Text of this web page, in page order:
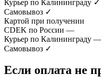
Курьер по Калининграду ✓
Самовывоз ✓
Картой при получении
CDEK по России —
Курьер по Калининграду —
Самовывоз ✓
Если оплата не